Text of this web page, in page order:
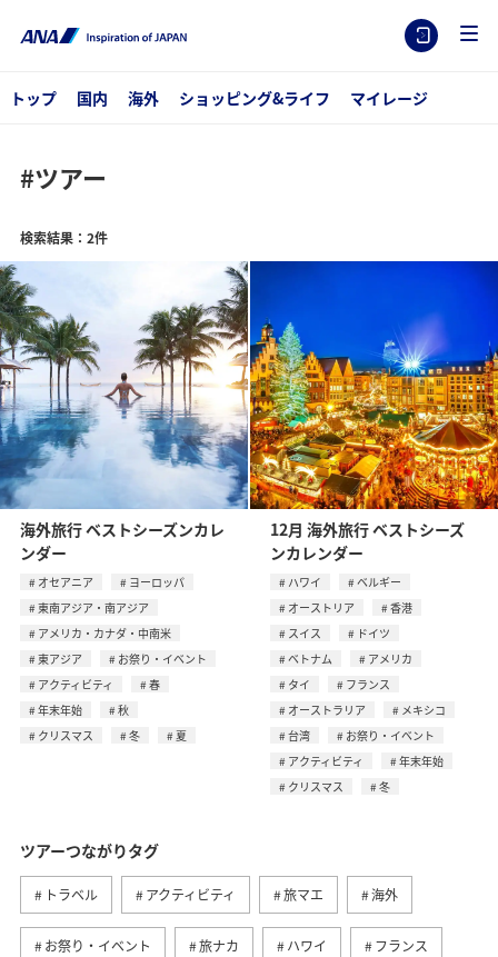
トップ 国内 海外 ショッピング&ライフ マイレージ
#ツアー
検索結果：2件
海外旅行 ベストシーズンカレ
ンダー
オセアニア
ヨーロッパ
東南アジア・南アジア
アメリカ・カナダ・中南米
東アジア
お祭り・イベント
アクティビティ
春
年末年始
秋
クリスマス
冬 夏
12月 海外旅行 ベストシーズ
ンカレンダー
ハワイ
ベルギー
オーストリア
香港
スイス
ドイツ
ベトナム
アメリカ
タイ
フランス
オーストラリア
メキシコ
台湾
お祭り・イベント
アクティビティ
年末年始
クリスマス
冬
ツアーつながりタグ
トラベル アクティビティ 旅マエ 海外
お祭り・イベント 旅ナカ ハワイ フランス